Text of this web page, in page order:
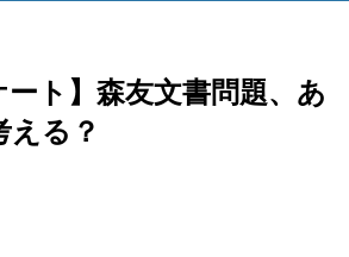
ート】森友文書問題、あ
える？